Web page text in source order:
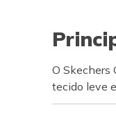
O Skechers
tecido leve